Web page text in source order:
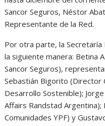
Sancor Seguros, Néstor
Representante de la Red.
Por otra parte, la
la siguiente manera: Betina
Sancor Seguros),
Sebastián Bigorito (Director
Desarrollo Sostenible);
Affairs Randstad
Comunidades YPF) y